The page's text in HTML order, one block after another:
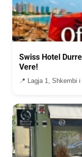
Swiss Hotel
Vere!
📍 Lagja 1, Shkembi